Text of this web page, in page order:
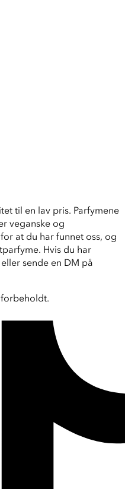
til en lav pris. Parfymene
veganske og
at du har funnet oss, og
Hvis du har
eller sende en DM på